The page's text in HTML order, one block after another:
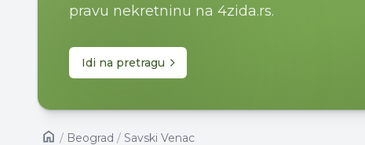
pravu nekretninu na 4zida.rs.
Idi na pretragu
/ Beograd / Savski Venac